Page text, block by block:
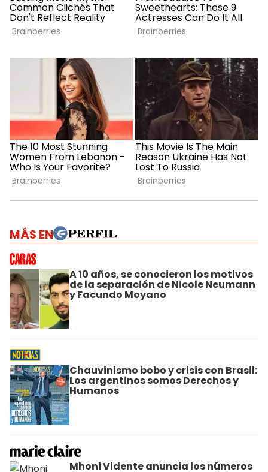
MÁS EN
A 10 años, se conocieron los motivos
de la separación de Nicole Neumann
y Facundo Moyano
Chauvinismo bobo y crisis con Brasil:
Los argentinos somos Derechos y
Humanos
Mhoni Vidente anuncia los números